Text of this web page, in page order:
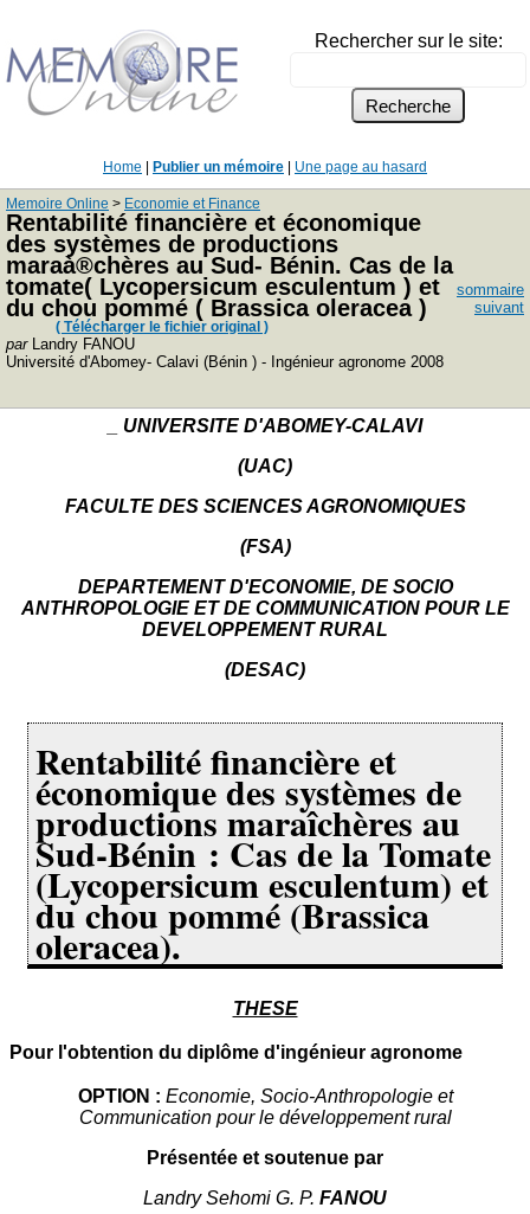
Rechercher sur le site:
Home Publier un mémoire Une page au hasard
Memoire Online > Economie et Finance
Rentabilité financière et économique
des systèmes de productions
maraà®chères au Sud- Bénin. Cas de la
tomate( Lycopersicum esculentum ) et
du chou pommé ( Brassica oleracea )
( Télécharger le fichier original )
parLandry FANOU
Université d'Abomey- Calavi (Bénin ) - Ingénieur agronome 2008
sommaire
suivant
_ UNIVERSITE D'ABOMEY-CALAVI
(UAC)
FACULTE DES SCIENCES AGRONOMIQUES
(FSA)
DEPARTEMENT D'ECONOMIE, DE SOCIO
ANTHROPOLOGIE ET DE COMMUNICATION POUR LE
DEVELOPPEMENT RURAL
(DESAC)
Rentabilité financière et
économique des systèmes de
productions maraîchères au
Sud-Bénin : Cas de la Tomate
(Lycopersicum esculentum) et
du chou pommé (Brassica
oleracea).
THESE
Pour l'obtention du diplôme d'ingénieur agronome
OPTION : Economie, Socio-Anthropologie et
Communication pour le développement rural
Présentée et soutenue par
Landry Sehomi G. P. FANOU